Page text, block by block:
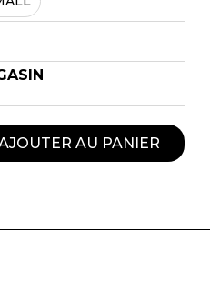
AU PANIER